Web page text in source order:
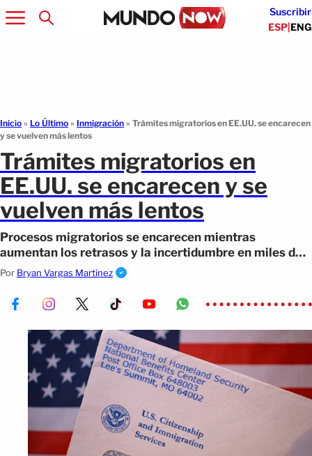
Suscribir
ESP|ENG
Inicio » Lo Último » Inmigración » Trámites migratorios en EE.UU. se encarecen
y se vuelven más lentos
Trámites migratorios en
EE.UU. se encarecen y se
vuelven más lentos
Procesos migratorios se encarecen mientras
aumentan los retrasos y la incertidumbre en miles de
solicitudes en todo el país.
Por Bryan Vargas Martinez